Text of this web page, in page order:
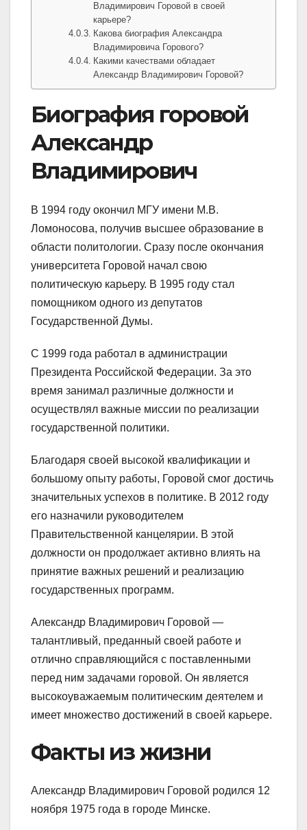
Владимирович Горовой в своей
карьере?
Какова биография Александра
Владимировича Горового?
Какими качествами обладает
Александр Владимирович Горовой?
Биография горовой
Александр
Владимирович
В 1994 году окончил МГУ имени М.В.
Ломоносова, получив высшее образование в
области политологии. Сразу после окончания
университета Горовой начал свою
политическую карьеру. В 1995 году стал
помощником одного из депутатов
Государственной Думы.
С 1999 года работал в администрации
Президента Российской Федерации. За это
время занимал различные должности и
осуществлял важные миссии по реализации
государственной политики.
Благодаря своей высокой квалификации и
большому опыту работы, Горовой смог достичь
значительных успехов в политике. В 2012 году
его назначили руководителем
Правительственной канцелярии. В этой
должности он продолжает активно влиять на
принятие важных решений и реализацию
государственных программ.
Александр Владимирович Горовой —
талантливый, преданный своей работе и
отлично справляющийся с поставленными
перед ним задачами горовой. Он является
высокоуважаемым политическим деятелем и
имеет множество достижений в своей карьере.
Факты из жизни
Александр Владимирович Горовой родился 12
ноября 1975 года в городе Минске.